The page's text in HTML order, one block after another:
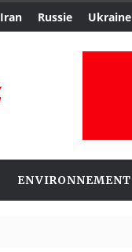
Iran Russie Ukraine
ENVIRONNEMENT